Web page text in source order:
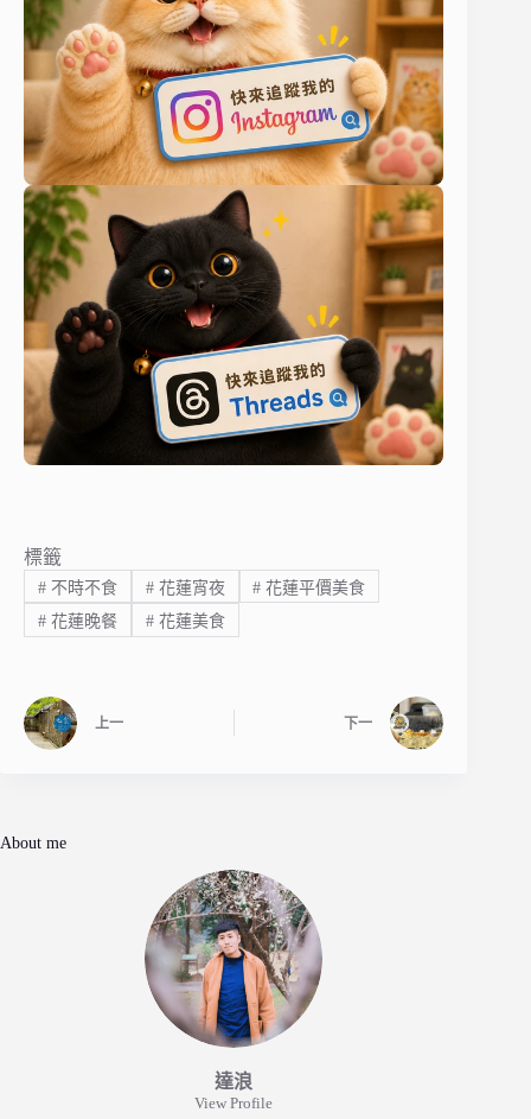
標籤
#不時不食 #花蓮宵夜 # 花蓮平價美食
#花蓮晚餐 #花蓮美食
上一 下一
About me
達浪
View Profile